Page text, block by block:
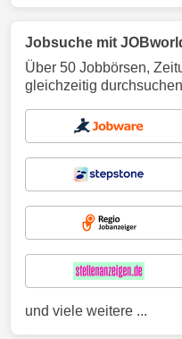
Jobsuche mit
Über 50 Jobbörsen,
gleichzeitig
und viele weitere ...